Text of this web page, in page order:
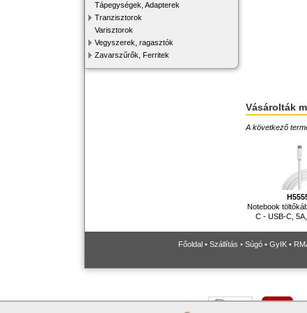
Tápegységek, Adapterek
Tranzisztorok
Varisztorok
Vegyszerek, ragasztók
Zavarszűrők, Ferritek
Vásárolták
A következő
Notebook
C - USB-C,
Főoldal • Szállítás • Súgó • GyIK •